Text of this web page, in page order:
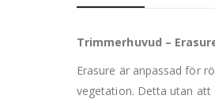
Trimmerhuvud –
Erasure är anpassad för
vegetation. Detta utan att